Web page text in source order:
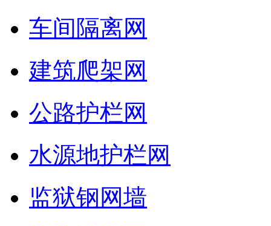
车间隔离网
建筑爬架网
公路护栏网
水源地护栏网
监狱钢网墙